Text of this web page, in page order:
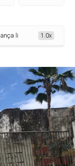
licitação para
1.0x